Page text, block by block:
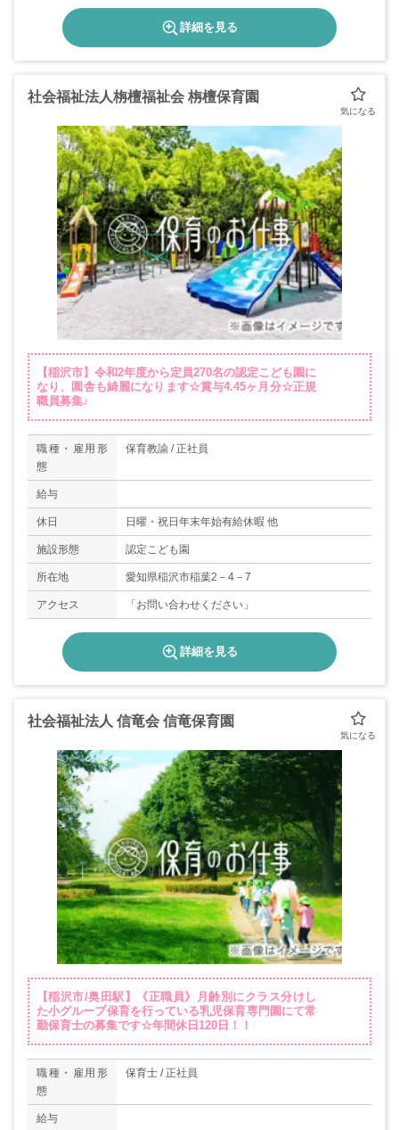
詳細を見る
社会福祉法人栴檀福祉会 栴檀保育園
【稲沢市】令和2年度から定員270名の認定こども園に
なり、園舎も綺麗になります☆賞与4.45ヶ月分☆正規
職員募集♪
職種・雇用形
態
保育教諭 / 正社員
給与
休日 日曜・祝日年末年始有給休暇 他
施設形態 認定こども園
所在地 愛知県稲沢市稲葉2－4－7
アクセス 「お問い合わせください」
詳細を見る
社会福祉法人 信竜会 信竜保育園
【稲沢市/奥田駅】《正職員》月齢別にクラス分けし
た小グループ保育を行っている乳児保育専門園にて常
勤保育士の募集です☆年間休日120日！！
職種・雇用形
態
保育士 / 正社員
給与